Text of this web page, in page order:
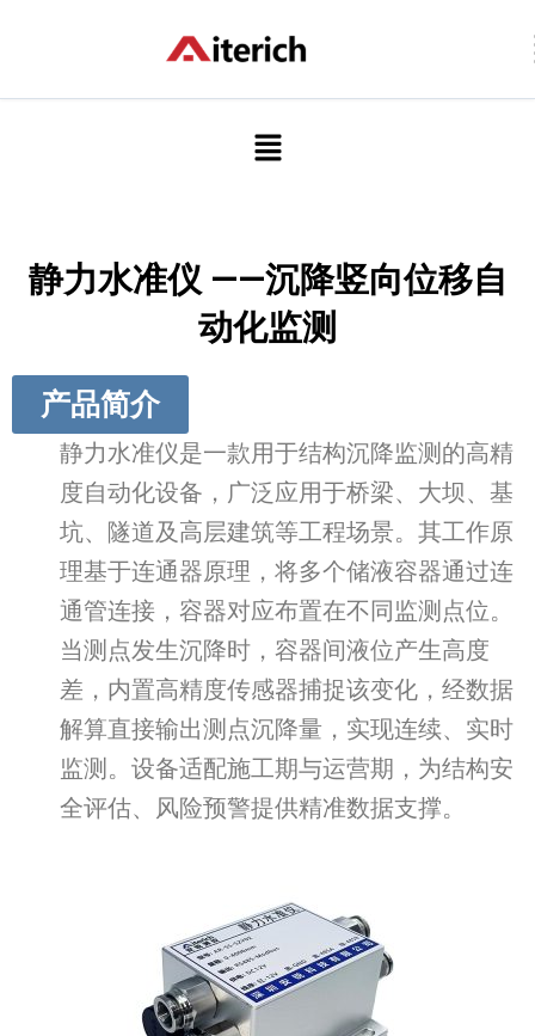
容
菜
单
静力水准仪 ——沉降竖向位移自
动化监测
产品简介
静力水准仪是一款用于结构沉降监测的高精
度自动化设备，广泛应用于桥梁、大坝、基
坑、隧道及高层建筑等工程场景。其工作原
理基于连通器原理，将多个储液容器通过连
通管连接，容器对应布置在不同监测点位。
当测点发生沉降时，容器间液位产生高度
差，内置高精度传感器捕捉该变化，经数据
解算直接输出测点沉降量，实现连续、实时
监测。设备适配施工期与运营期，为结构安
全评估、风险预警提供精准数据支撑。